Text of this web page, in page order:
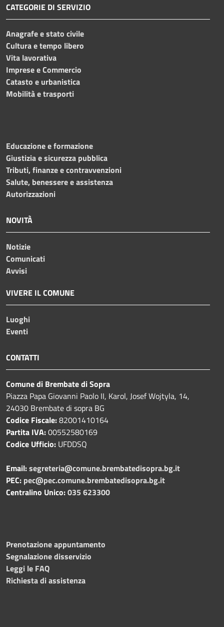
CATEGORIE DI SERVIZIO
Anagrafe e stato civile
Cultura e tempo libero
Vita lavorativa
Imprese e Commercio
Catasto e urbanistica
Mobilità e trasporti
Educazione e formazione
Giustizia e sicurezza pubblica
Tributi, finanze e contravvenzioni
Salute, benessere e assistenza
Autorizzazioni
NOVITÀ
Notizie
Comunicati
Avvisi
VIVERE IL COMUNE
Luoghi
Eventi
CONTATTI
Comune di Brembate di Sopra
Piazza Papa Giovanni Paolo II, Karol, Josef Wojtyla, 14,
24030 Brembate di sopra BG
Codice Fiscale:82001410164
Partita IVA:00552580169
Codice Ufficio: UFDDSQ
Email:segreteria@comune.brembatedisopra.bg.it
PEC: pec@pec.comune.brembatedisopra.bg.it
Centralino Unico:035 623300
Prenotazione appuntamento
Segnalazione disservizio
Leggi le FAQ
Richiesta di assistenza